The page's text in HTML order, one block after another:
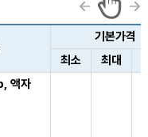
기본가격
최소
최대
액자